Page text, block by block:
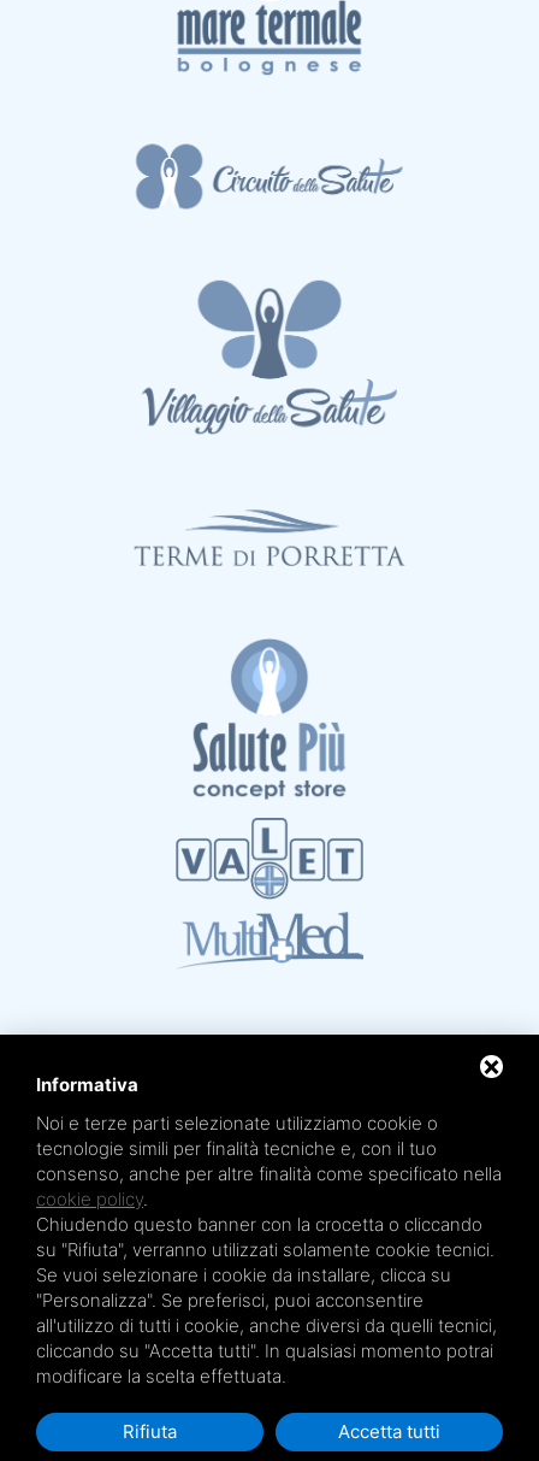
Mare Termale Bolognese e
Circuito della Salute +
sono un marchio diTRE EFFE s.r.l.
Sede legale e amministrativa: Via Irnerio 12/2 - 40126 Bologna - Tel/fax 051.4210046
Cod.Fisc e P.IVA 04045610377 - R.E.A. BO n. 334452 - R.I. BO n. 56601 - Cap. Soc.
€ 20.000,00 i.v.
Terme San Petronio - Antalgik - Bodi
Terme San Luca - Pluricenter
Terme Felsinee
Terme dell’Agriturismo - Villaggio della Salute Più
Terme Acquabios
Privacy Policy
Informativa
Noi e terze parti selezionate utilizziamo cookie o
tecnologie simili per finalità tecniche e, con il tuo
consenso, anche per altre finalità come specificato nella
cookie policy.
Chiudendo questo banner con la crocetta o cliccando
su "Rifiuta", verranno utilizzati solamente cookie tecnici.
Se vuoi selezionare i cookie da installare, clicca su
"Personalizza". Se preferisci, puoi acconsentire
all'utilizzo di tutti i cookie, anche diversi da quelli tecnici,
cliccando su "Accetta tutti". In qualsiasi momento potrai
modificare la scelta effettuata.
Rifiuta Accetta tutti